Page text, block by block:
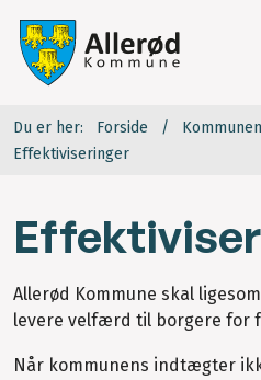
Du er her: Forside Kommunen
Effektiviseringer
Allerød Kommune skal
levere velfærd til borgere for
Når kommunens indtægter